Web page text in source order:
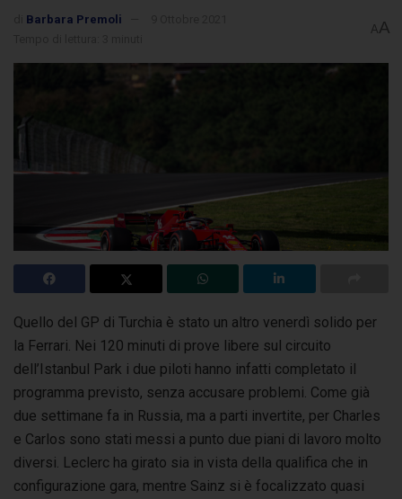
Barbara Premoli
AA
Quello del GP di Turchia è stato un altro venerdì solido per
la Ferrari. Nei 120 minuti di prove libere sul circuito
dell’Istanbul Park i due piloti hanno infatti completato il
programma previsto, senza accusare problemi. Come già
due settimane fa in Russia, ma a parti invertite, per Charles
e Carlos sono stati messi a punto due piani di lavoro molto
diversi. Leclerc ha girato sia in vista della qualifica che in
configurazione gara, mentre Sainz si è focalizzato quasi